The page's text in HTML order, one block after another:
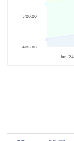
Jan '24
4:35.00
5:00.00